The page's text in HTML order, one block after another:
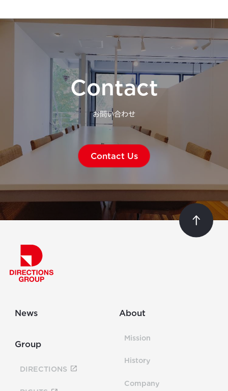
Contact
お問い合わせ
Contact Us
News
Group
DIRECTIONS
About
Mission
History
Company